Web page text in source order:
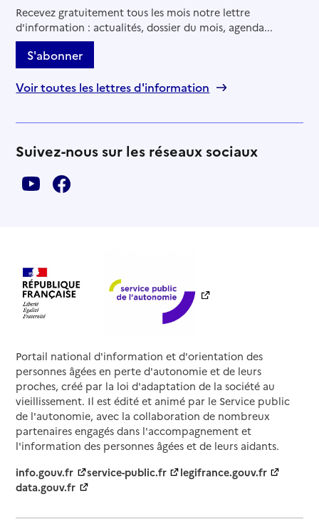
Recevez gratuitement tous les mois notre lettre
d'information : actualités, dossier du mois, agenda...
S'abonner
Voir toutes les lettres d'information
Suivez-nous sur les réseaux sociaux
Portail national d'information et d'orientation des
personnes âgées en perte d'autonomie et de leurs
proches, créé par la loi d'adaptation de la société au
vieillissement. Il est édité et animé par le Service public
de l'autonomie, avec la collaboration de nombreux
partenaires engagés dans l'accompagnement et
l'information des personnes âgées et de leurs aidants.
info.gouv.fr
service-public.fr
legifrance.gouv.fr
data.gouv.fr